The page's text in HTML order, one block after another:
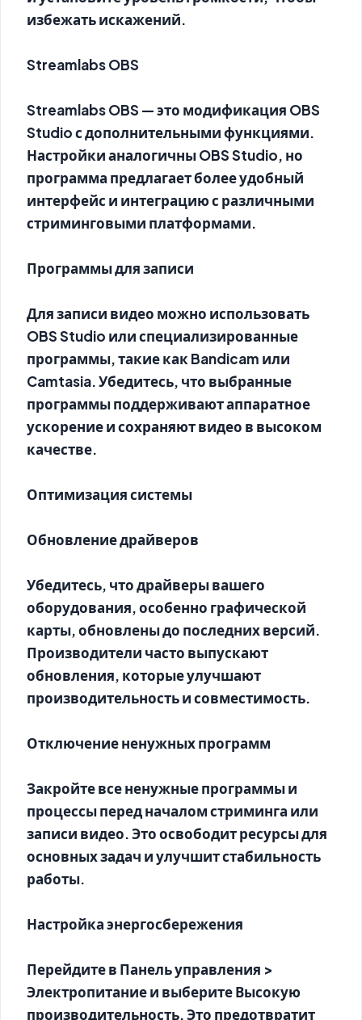
избежать искажений.
Streamlabs OBS
Streamlabs OBS — это модификация OBS
Studio с дополнительными функциями.
Настройки аналогичны OBS Studio, но
программа предлагает более удобный
интерфейс и интеграцию с различными
стриминговыми платформами.
Программы для записи
Для записи видео можно использовать
OBS Studio или специализированные
программы, такие как Bandicam или
Camtasia. Убедитесь, что выбранные
программы поддерживают аппаратное
ускорение и сохраняют видео в высоком
качестве.
Оптимизация системы
Обновление драйверов
Убедитесь, что драйверы вашего
оборудования, особенно графической
карты, обновлены до последних версий.
Производители часто выпускают
обновления, которые улучшают
производительность и совместимость.
Отключение ненужных программ
Закройте все ненужные программы и
процессы перед началом стриминга или
записи видео. Это освободит ресурсы для
основных задач и улучшит стабильность
работы.
Настройка энергосбережения
Перейдите в Панель управления >
Электропитание и выберите Высокую
производительность. Это предотвратит